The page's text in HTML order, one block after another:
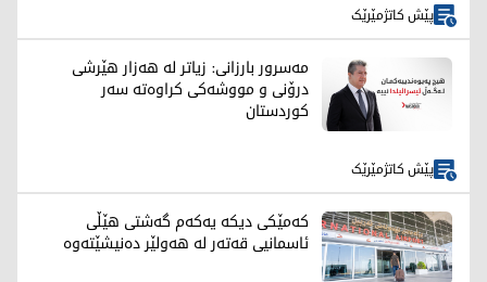
پێش کاتژمێرێک
مەسرور بارزانی: زیاتر لە هەزار هێرشی
درۆنی و مووشەکی کراوەتە سەر
کوردستان
پێش کاتژمێرێک
کەمێکی دیکە یەکەم گەشتی هێڵی
ئاسمانیی قەتەر لە هەولێر دەنیشێتەوە